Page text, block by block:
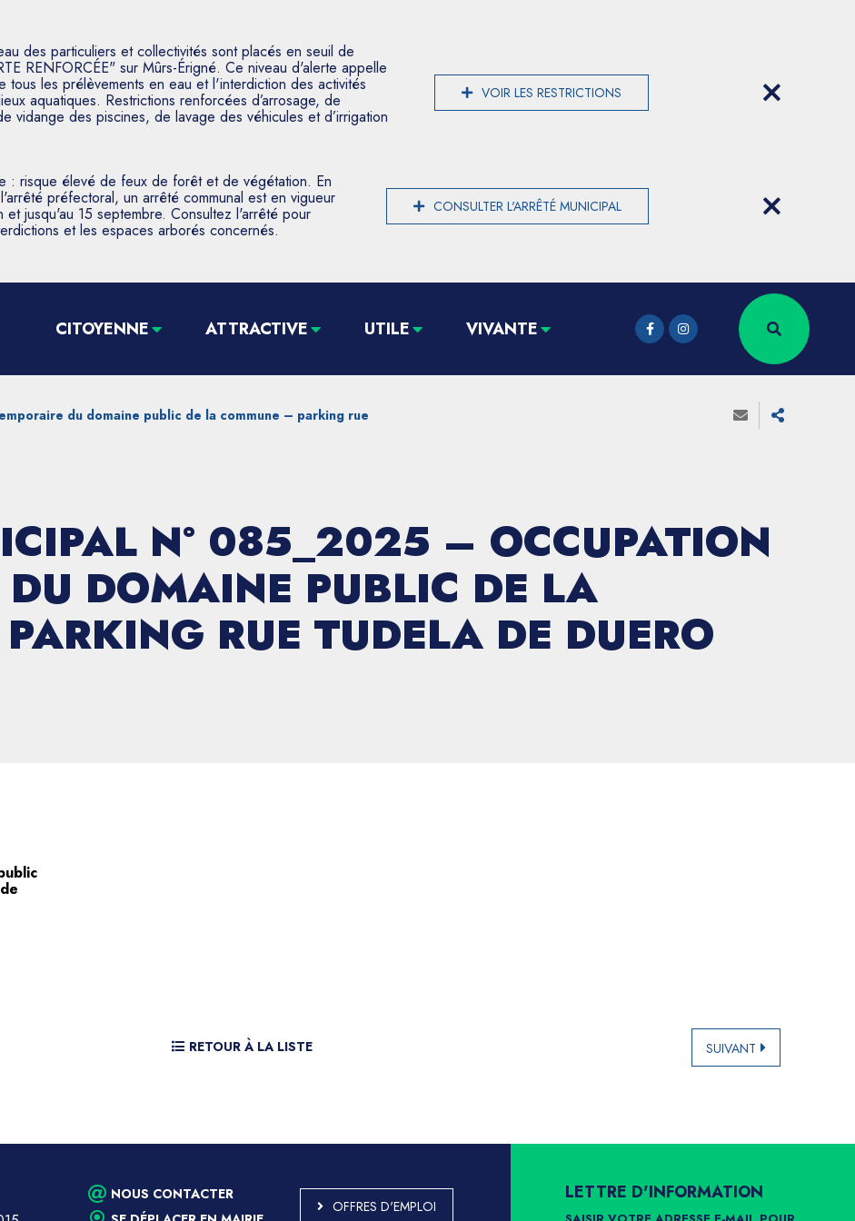
des particuliers et collectivités sont placés en seuil de
RENFORCÉE" sur Mûrs-Érigné. Ce niveau d'alerte appelle
tous les prélèvements en eau et l'interdiction des activités
aquatiques. Restrictions renforcées d’arrosage, de
vidange des piscines, de lavage des véhicules et d’irrigation
VOIR LES RESTRICTIONS
: risque élevé de feux de forêt et de végétation. En
préfectoral, un arrêté communal est en vigueur
et jusqu'au 15 septembre. Consultez l'arrêté pour
et les espaces arborés concernés.
CONSULTER L'ARRÊTÉ MUNICIPAL
CITOYENNE ATTRACTIVE UTILE VIVANTE
du domaine public de la commune – parking rue
N° 085_2025 – OCCUPATION
DOMAINE PUBLIC DE LA
RUE TUDELA DE DUERO
RETOUR À LA LISTE SUIVANT
NOUS CONTACTER
OFFRES D'EMPLOI
LETTRE D'INFORMATION